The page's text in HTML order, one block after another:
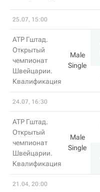
25.07, 15:00
ATP Гштад.
Открытый
чемпионат
Швейцарии.
Квалификация
Male
Single
24.07, 16:30
ATP Гштад.
Открытый
чемпионат
Швейцарии.
Квалификация
Male
Single
21.04, 20:00